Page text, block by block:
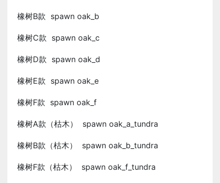
橡树B款 spawn oak_b
橡树C款 spawn oak_c
橡树D款 spawn oak_d
橡树E款 spawn oak_e
橡树F款 spawn oak_f
橡树A款（枯木） spawn oak_a_tundra
橡树B款（枯木） spawn oak_b_tundra
橡树F款（枯木） spawn oak_f_tundra